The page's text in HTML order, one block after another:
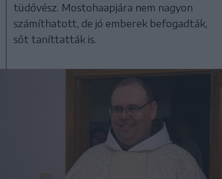
tüdővész. Mostohaapjára nem nagyon
számíthatott, de jó emberek befogadták,
sőt taníttatták is.